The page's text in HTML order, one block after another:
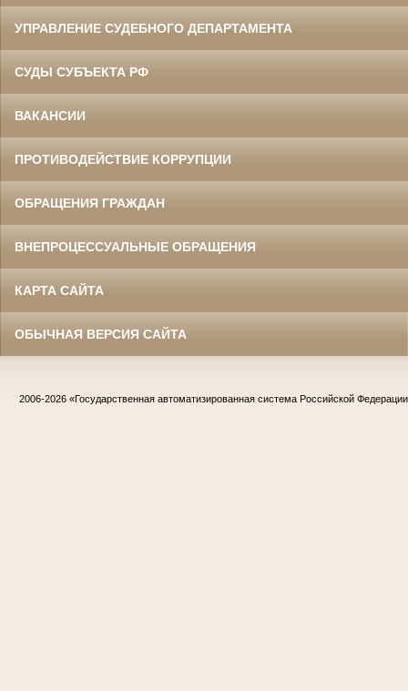
УПРАВЛЕНИЕ СУДЕБНОГО ДЕПАРТАМЕНТА
СУДЫ СУБЪЕКТА РФ
ВАКАНСИИ
ПРОТИВОДЕЙСТВИЕ КОРРУПЦИИ
ОБРАЩЕНИЯ ГРАЖДАН
ВНЕПРОЦЕССУАЛЬНЫЕ ОБРАЩЕНИЯ
КАРТА САЙТА
ОБЫЧНАЯ ВЕРСИЯ САЙТА
2006-2026 «Государственная автоматизированная система Российской